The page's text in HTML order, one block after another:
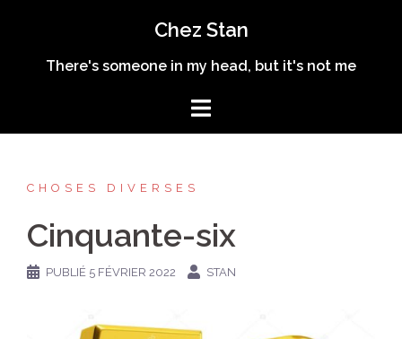
contenu
Chez Stan
There's someone in my head, but it's not me
CHOSES DIVERSES
Cinquante-six
PUBLIÉ 5 FÉVRIER 2022 STAN